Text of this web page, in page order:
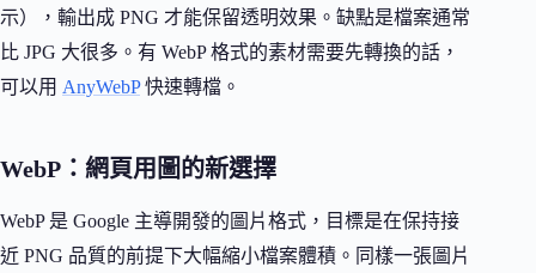
示），輸出成 PNG 才能保留透明效果。缺點是檔案通常
比 JPG 大很多。有 WebP 格式的素材需要先轉換的話，
可以用 AnyWebP快速轉檔。
WebP：網頁用圖的新選擇
WebP 是 Google 主導開發的圖片格式，目標是在保持接
近 PNG 品質的前提下大幅縮小檔案體積。同樣一張圖片